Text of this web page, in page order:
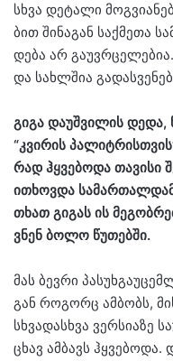
სხვა დე­ტა­ლი
ბით ში­ნა­გან საქ­მე­თა
დე­ბა არ
და სახ­ლშია
გიგა და­უშ­ვი­ლის დედა,
“კვი­რის
რად ჰყვე­ბო­და თა­ვი­სი
ითხოვ­და
თხათ გი­გას ის
ვნენ ბოლო წუ­თებ­ში.
მას ბევ­რი
გან რო­გორც ამ­ბობს,
სხვა­დას­ხვა
ცხავ ამ­ბავს ჰყვე­ბო­და.